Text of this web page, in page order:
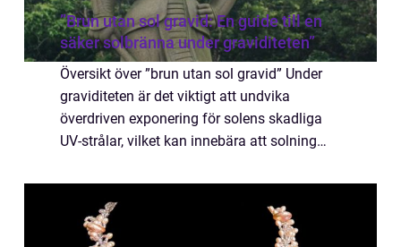
”Brun utan sol gravid: En guide till en
säker solbränna under graviditeten”
Översikt över ”brun utan sol gravid” Under
graviditeten är det viktigt att undvika
överdriven exponering för solens skadliga
UV-strålar, vilket kan innebära att solning
alternativ för många ...